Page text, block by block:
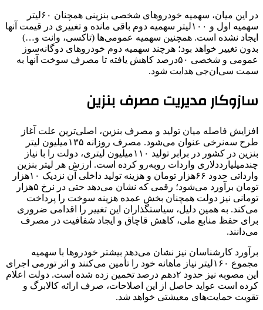
در این میان، سهمیه خودروهای شخصی بنزینی همچنان ۶۰لیتر
سهمیه اول و ۱۰۰لیتر سهمیه دوم باقی مانده و تغییری در قیمت آنها
ایجاد نشده است. همچنین سهمیه عمومی‌ها (تاکسی، وانت و…)
بدون تغییر خواهد بود؛ هرچند سهمیه دوم خودروهای دوگانه‌سوز
عمومی و شخصی ۵۰درصد کاهش یافته تا مصرف سوخت آنها به
سمت سی‌ان‌جی هدایت شود.
سازوکار مدیریت مصرف بنزین
افزایش فاصله میان تولید و مصرف بنزین، اصلی‌ترین علت آغاز
طرح سه‌نرخی عنوان می‌شود. مصرف روزانه ۱۳۵میلیون لیتر
بنزین در کشور در برابر تولید ۱۱۰میلیون لیتری، دولت را با نیاز
چندمیلیارددلاری واردات روبه‌رو کرده است. ارزش هر لیتر بنزین
وارداتی حدود ۶۶هزار تومان و هزینه تولید داخلی آن نزدیک ۱۰هزار
تومان برآورد می‌شود؛ رقمی که نشان می‌دهد حتی در نرخ ۵هزار
تومانی نیز دولت همچنان بخش عمده هزینه سوخت را پرداخت
می‌کند. به همین دلیل، سیاستگذاران این تغییر را اقدامی ضروری
برای حفظ منابع ملی، کاهش قاچاق و ایجاد شفافیت در مصرف
می‌دانند.
برآورد کارشناسان نیز نشان می‌دهد بیشتر خودروها با سهمیه
مجموع ۱۶۰لیتر نیاز ماهانه خود را تأمین می‌کنند و اثر تورمی اجرای
این مصوبه نیز حدود ۲دهم درصد تخمین زده شده است. دولت اعلام
کرده است عواید حاصل از این اصلاحات، صرف ارائه کالابرگ و
تقویت حمایت‌های معیشتی خواهد شد.